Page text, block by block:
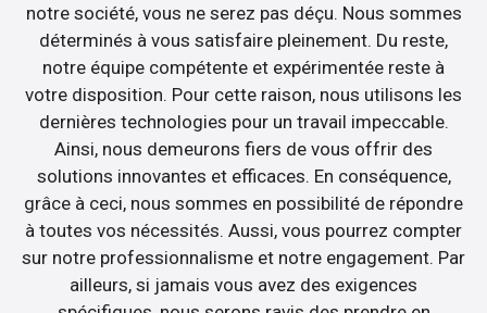
notre société, vous ne serez pas déçu. Nous sommes
déterminés à vous satisfaire pleinement. Du reste,
notre équipe compétente et expérimentée reste à
votre disposition. Pour cette raison, nous utilisons les
dernières technologies pour un travail impeccable.
Ainsi, nous demeurons fiers de vous offrir des
solutions innovantes et efficaces. En conséquence,
grâce à ceci, nous sommes en possibilité de répondre
à toutes vos nécessités. Aussi, vous pourrez compter
sur notre professionnalisme et notre engagement. Par
ailleurs, si jamais vous avez des exigences